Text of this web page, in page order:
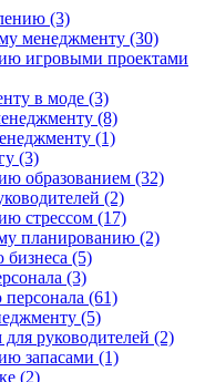
(3)
менеджменту (30)
игровыми проектами
в моде (3)
(8)
(1)
(3)
образованием (32)
(2)
стрессом (17)
планированию (2)
(5)
(3)
(61)
(5)
руководителей (2)
запасами (1)
(2)